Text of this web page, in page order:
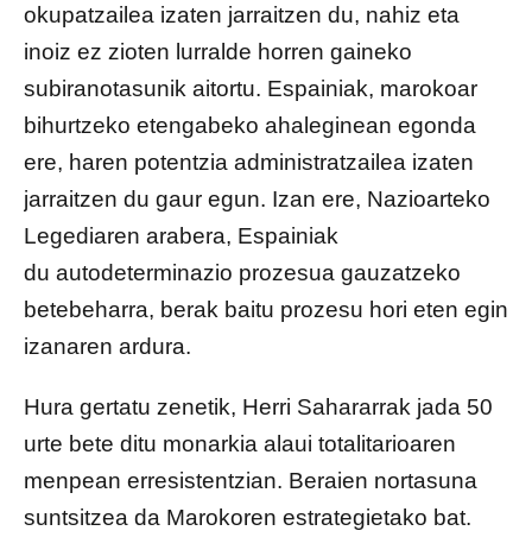
okupatzailea izaten jarraitzen du, nahiz eta
inoiz ez zioten lurralde horren gaineko
subiranotasunik aitortu. Espainiak, marokoar
bihurtzeko etengabeko ahaleginean egonda
ere, haren potentzia administratzailea izaten
jarraitzen du gaur egun. Izan ere, Nazioarteko
Legediaren arabera, Espainiak
du autodeterminazio prozesua gauzatzeko
betebeharra, berak baitu prozesu hori eten egin
izanaren ardura.
Hura gertatu zenetik, Herri Sahararrak jada 50
urte bete ditu monarkia alaui totalitarioaren
menpean erresistentzian. Beraien nortasuna
suntsitzea da Marokoren estrategietako bat.